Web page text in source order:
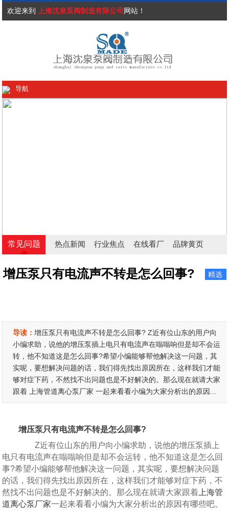
欢迎来到 上海沈泉泵阀制造有限公司 网站！
导航
常见问题 热点新闻 行业焦点 在线看厂 品牌黄页
增压泵只有电流声不转是怎么回事? 精选
导读：增压泵只有电流声不转是怎么回事? Z近有位山东的用户向
小编求助，说他的增压泵插上电只有电流声在嗡嗡响但是却不会运
转，他不知道这是怎么回事?希望小编能够帮他解决这一问题，其
实呢，要想解决问题的话，我们得先找出原因所在，这样我们才能
够对症下药，不然找不出问题也是不好解决的。那么现在就请大家
跟着 上海管道离心泵厂家 一起来看看小编为大家分析出的原因...
增压泵只有电流声不转是怎么回事?
Z近有位山东的用户向小编求助，说他的增压泵插上
电只有电流声在嗡嗡响但是却不会运转，他不知道这是怎么回
事?希望小编能够帮他解决这一问题，其实呢，要想解决问题
的话，我们得先找出原因所在，这样我们才能够对症下药，不
然找不出问题也是不好解决的。那么现在就请大家跟着 上海管
道离心泵厂家一起来看看小编为大家分析出的原因有哪些吧。